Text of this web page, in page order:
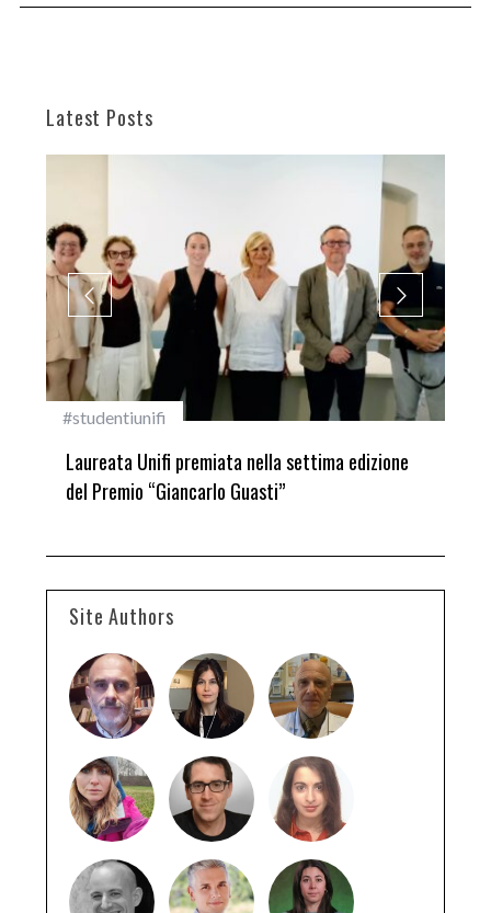
Latest Posts
#studentiunifi
Laureata Unifi premiata nella settima edizione
del Premio “Giancarlo Guasti”
Site Authors